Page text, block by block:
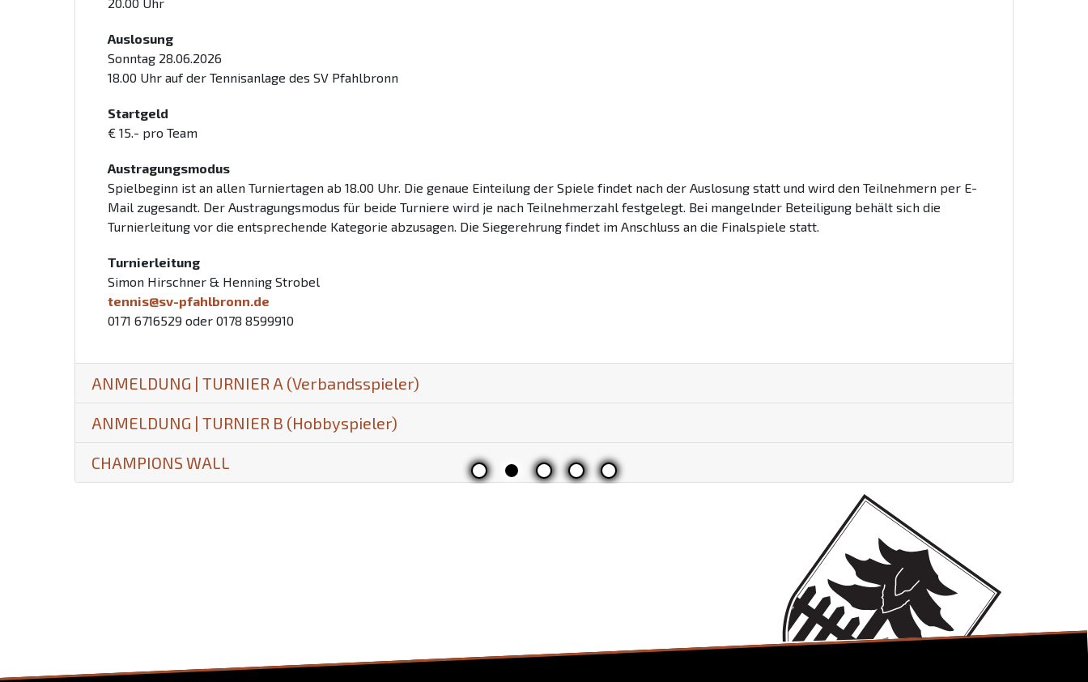
Auslosung
Sonntag 28.06.2026
18.00 Uhr auf der Tennisanlage des SV Pfahlbronn
Startgeld
€ 15.- pro Team
Austragungsmodus
Spielbeginn ist an allen Turniertagen ab 18.00 Uhr. Die genaue Einteilung der Spiele findet nach der Auslosung statt und wird den Teilnehmern per E-
Mail zugesandt. Der Austragungsmodus für beide Turniere wird je nach Teilnehmerzahl festgelegt. Bei mangelnder Beteiligung behält sich die
Turnierleitung vor die entsprechende Kategorie abzusagen. Die Siegerehrung findet im Anschluss an die Finalspiele statt.
Turnierleitung
Simon Hirschner & Henning Strobel
tennis@sv-pfahlbronn.de
0171 6716529 oder 0178 8599910
ANMELDUNG | TURNIER A (Verbandsspieler)
ANMELDUNG | TURNIER B (Hobbyspieler)
CHAMPIONS WALL